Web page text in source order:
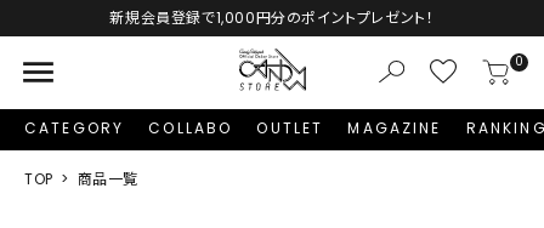
Autumn Collection予約受付中♡
menu 0
CATEGORY COLLABO OUTLET MAGAZINE
TOP 商品一覧